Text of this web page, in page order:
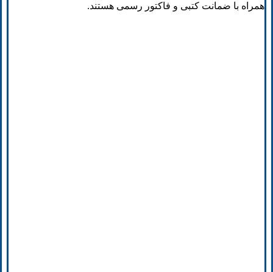
همراه با ضمانت کتبی و فاکتور رسمی هستند.